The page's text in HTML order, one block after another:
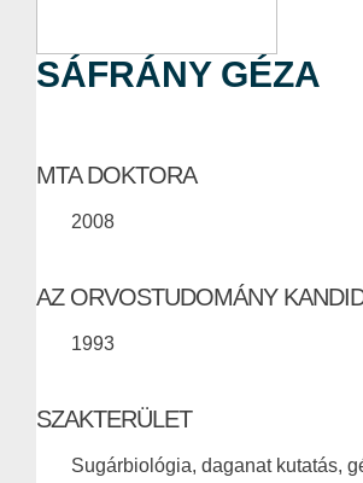
SÁFRÁNY GÉZA
MTA DOKTORA
2008
AZ ORVOSTUDOMÁNY
1993
SZAKTERÜLET
Sugárbiológia, daganat kutatás,